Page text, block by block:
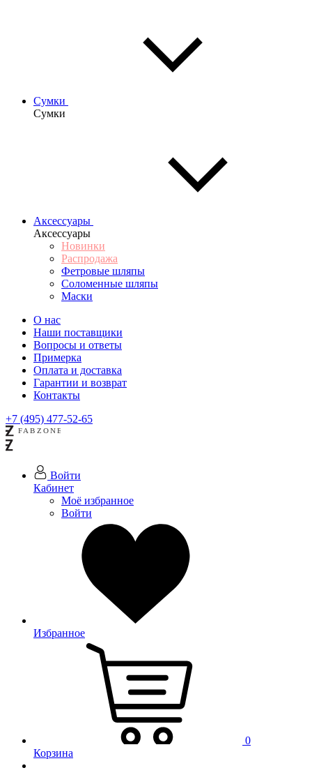
Сумки
Сумки
Аксессуары
Аксессуары
Новинки
Распродажа
Фетровые шляпы
Соломенные шляпы
Маски
О нас
Наши поставщики
Вопросы и ответы
Примерка
Оплата и доставка
Гарантии и возврат
Контакты
+7 (495) 477-52-65
Войти
Кабинет
Моё избранное
Войти
Избранное
0
Корзина